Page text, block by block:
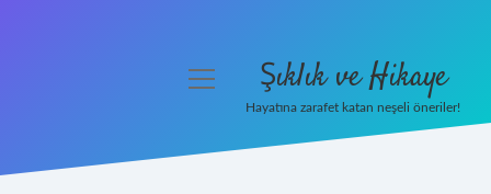
menüyü
Şıklık ve Hikaye
Hayatına zarafet katan neşeli öneriler!